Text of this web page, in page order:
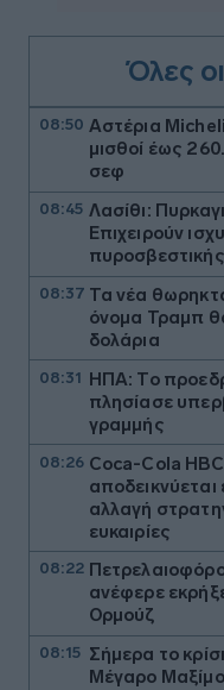
Όλες
08:50 Αστέρια
μισθοί έως
σεφ
08:45 Λασίθι:
Επιχειρούν
08:37 Τα νέα
όνομα Τραμπ
δολάρια
08:31 ΗΠΑ: Το
πλησίασε
γραμμής
08:26 Coca-Cola
αλλαγή
ευκαιρίες
08:22
ανέφερε
Ορμούζ
08:15 Σήμερα το
Μέγαρο